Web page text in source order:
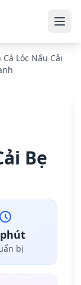
Cá Lóc Nấu Cải
Bẹ
bị